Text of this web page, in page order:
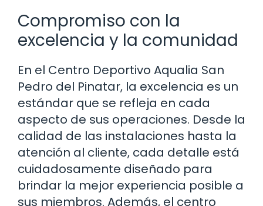
Compromiso con la
excelencia y la comunidad
En el Centro Deportivo Aqualia San
Pedro del Pinatar, la excelencia es un
estándar que se refleja en cada
aspecto de sus operaciones. Desde la
calidad de las instalaciones hasta la
atención al cliente, cada detalle está
cuidadosamente diseñado para
brindar la mejor experiencia posible a
sus miembros. Además, el centro